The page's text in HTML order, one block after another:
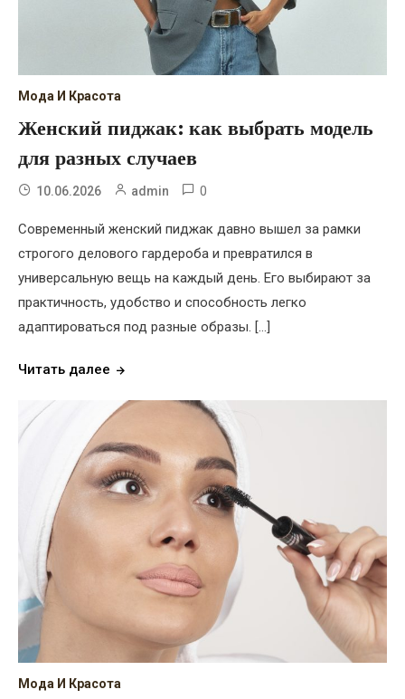
Мода И Красота
Женский пиджак: как выбрать модель
для разных случаев
10.06.2026 admin 0
Современный женский пиджак давно вышел за рамки
строгого делового гардероба и превратился в
универсальную вещь на каждый день. Его выбирают за
практичность, удобство и способность легко
адаптироваться под разные образы. […]
Читать далее
Мода И Красота